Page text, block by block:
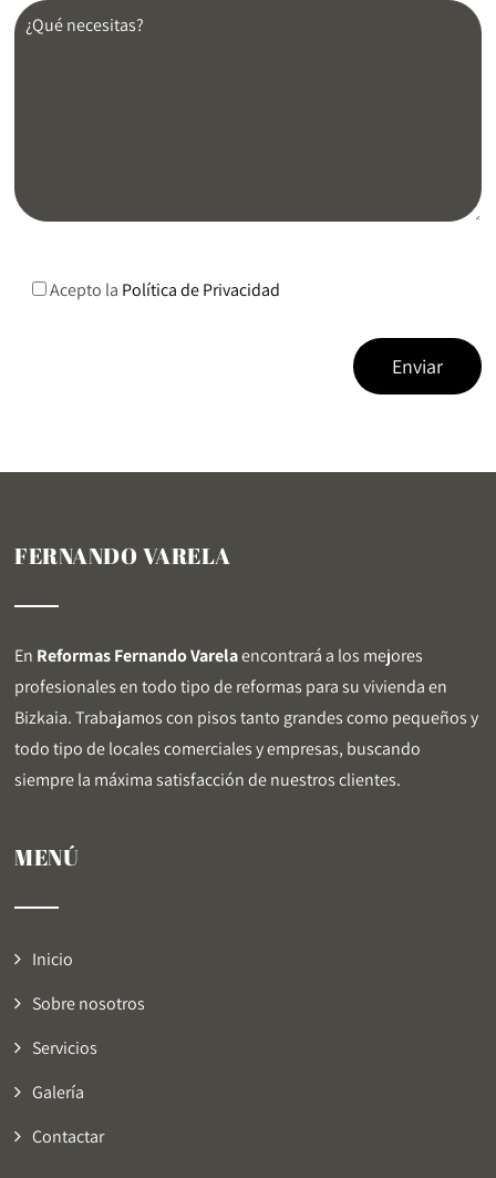
Acepto la Política de Privacidad
FERNANDO VARELA
En Reformas Fernando Varelaencontrará a los mejores
profesionales en todo tipo de reformas para su vivienda en
Bizkaia. Trabajamos con pisos tanto grandes como pequeños y
todo tipo de locales comerciales y empresas, buscando
siempre la máxima satisfacción de nuestros clientes.
MENÚ
Inicio
Sobre nosotros
Servicios
Galería
Contactar